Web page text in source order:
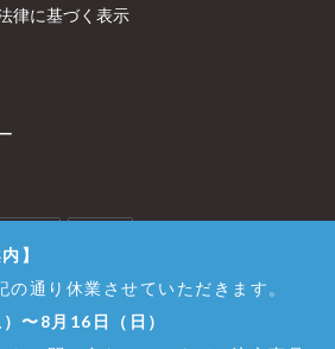
律に基づく表示
】
通り休業させていただきます。
〜8月16日（日）